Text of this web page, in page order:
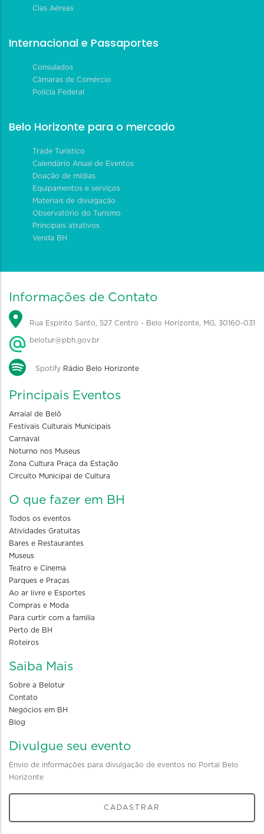
Cias Aéreas
Internacional e Passaportes
Consulados
Câmaras de Comércio
Polícia Federal
Belo Horizonte para o mercado
Trade Turístico
Calendário Anual de Eventos
Doação de mídias
Equipamentos e serviços
Materiais de divulgação
Observatório do Turismo
Principais atrativos
Venda BH
Informações de Contato
Rua Espírito Santo, 527 Centro - Belo Horizonte, MG, 30160-031
belotur@pbh.gov.br
Spotify Rádio Belo Horizonte
Principais Eventos
Arraial de Belô
Festivais Culturais Municipais
Carnaval
Noturno nos Museus
Zona Cultura Praça da Estação
Circuito Municipal de Cultura
O que fazer em BH
Todos os eventos
Atividades Gratuitas
Bares e Restaurantes
Museus
Teatro e Cinema
Parques e Praças
Ao ar livre e Esportes
Compras e Moda
Para curtir com a familia
Perto de BH
Roteiros
Saiba Mais
Sobre a Belotur
Contato
Negócios em BH
Blog
Divulgue seu evento
Envio de informações para divulgação de eventos no Portal Belo
Horizonte
CADASTRAR